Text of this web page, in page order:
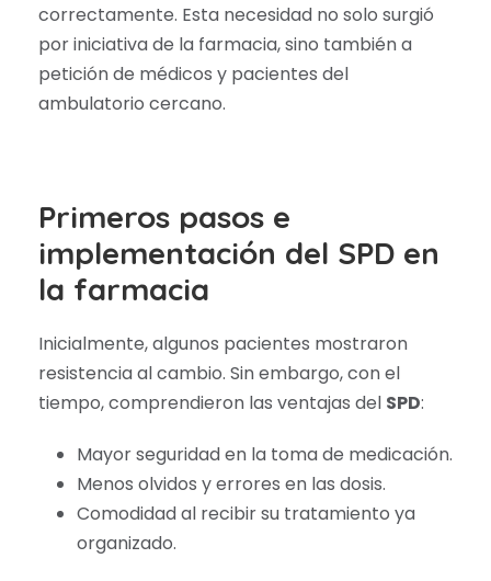
correctamente. Esta necesidad no solo surgió
por iniciativa de la farmacia, sino también a
petición de médicos y pacientes del
ambulatorio cercano.
Primeros pasos e
implementación del SPD en
la farmacia
Inicialmente, algunos pacientes mostraron
resistencia al cambio. Sin embargo, con el
tiempo, comprendieron las ventajas del SPD:
Mayor seguridad en la toma de medicación.
Menos olvidos y errores en las dosis.
Comodidad al recibir su tratamiento ya
organizado.